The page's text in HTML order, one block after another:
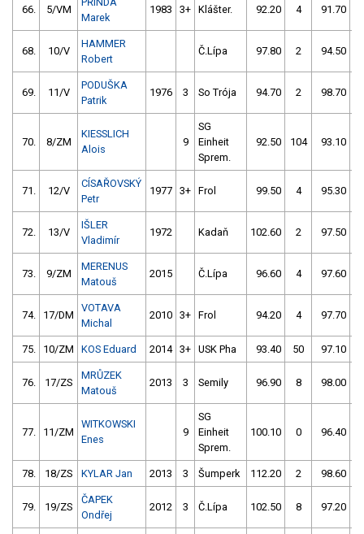
66. 5/VM
Marek
1983 3+ Klášter. 92.20 4 91.70
68. 10/V
HAMMER
Robert
Č.Lípa 97.80 2 94.50
69. 11/V
PODUŠKA
Patrik
1976 3 So Trója 94.70 2 98.70
70. 8/ZM
KIESSLICH
Alois
9
SG
Einheit
Sprem.
92.50 104 93.10
71. 12/V
CÍSAŘOVSKÝ
Petr
1977 3+ Frol 99.50 4 95.30
72. 13/V
IŠLER
Vladimír
1972 Kadaň 102.60 2 97.50
73. 9/ZM
MERENUS
Matouš
2015 Č.Lípa 96.60 4 97.60
74. 17/DM
VOTAVA
Michal
2010 3+ Frol 94.20 4 97.70
75. 10/ZM KOS Eduard 2014 3+ USK Pha 93.40 50 97.10
76. 17/ZS
MRŮZEK
Matouš
2013 3 Semily 96.90 8 98.00
77. 11/ZM
WITKOWSKI
Enes
9
SG
Einheit
Sprem.
100.10 0 96.40
78. 18/ZS KYLAR Jan 2013 3 Šumperk 112.20 2 98.60
79. 19/ZS
ČAPEK
Ondřej
2012 3 Č.Lípa 102.50 8 97.20